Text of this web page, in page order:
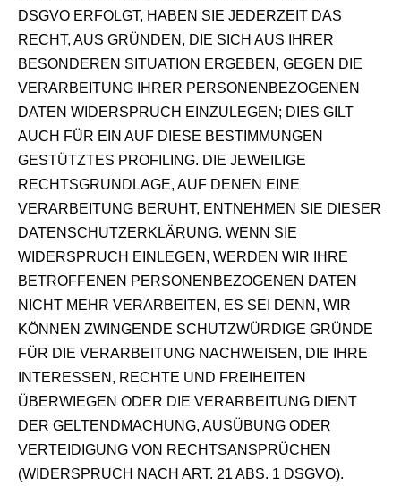
DSGVO ERFOLGT, HABEN SIE JEDERZEIT DAS
RECHT, AUS GRÜNDEN, DIE SICH AUS IHRER
BESONDEREN SITUATION ERGEBEN, GEGEN DIE
VERARBEITUNG IHRER PERSONENBEZOGENEN
DATEN WIDERSPRUCH EINZULEGEN; DIES GILT
AUCH FÜR EIN AUF DIESE BESTIMMUNGEN
GESTÜTZTES PROFILING. DIE JEWEILIGE
RECHTSGRUNDLAGE, AUF DENEN EINE
VERARBEITUNG BERUHT, ENTNEHMEN SIE DIESER
DATENSCHUTZERKLÄRUNG. WENN SIE
WIDERSPRUCH EINLEGEN, WERDEN WIR IHRE
BETROFFENEN PERSONENBEZOGENEN DATEN
NICHT MEHR VERARBEITEN, ES SEI DENN, WIR
KÖNNEN ZWINGENDE SCHUTZWÜRDIGE GRÜNDE
FÜR DIE VERARBEITUNG NACHWEISEN, DIE IHRE
INTERESSEN, RECHTE UND FREIHEITEN
ÜBERWIEGEN ODER DIE VERARBEITUNG DIENT
DER GELTENDMACHUNG, AUSÜBUNG ODER
VERTEIDIGUNG VON RECHTSANSPRÜCHEN
(WIDERSPRUCH NACH ART. 21 ABS. 1 DSGVO).